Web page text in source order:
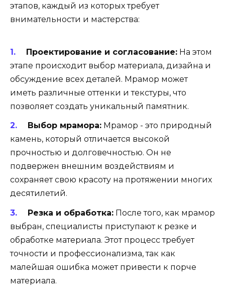
этапов, каждый из которых требует
внимательности и мастерства:
Проектирование и согласование:На этом
этапе происходит выбор материала, дизайна и
обсуждение всех деталей. Мрамор может
иметь различные оттенки и текстуры, что
позволяет создать уникальный памятник.
Выбор мрамора:Мрамор - это природный
камень, который отличается высокой
прочностью и долговечностью. Он не
подвержен внешним воздействиям и
сохраняет свою красоту на протяжении многих
десятилетий.
Резка и обработка:После того, как мрамор
выбран, специалисты приступают к резке и
обработке материала. Этот процесс требует
точности и профессионализма, так как
малейшая ошибка может привести к порче
материала.